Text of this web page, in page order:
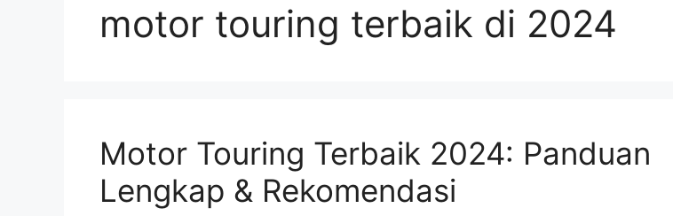
motor touring terbaik di 2024
Motor Touring Terbaik 2024: Panduan
Lengkap & Rekomendasi